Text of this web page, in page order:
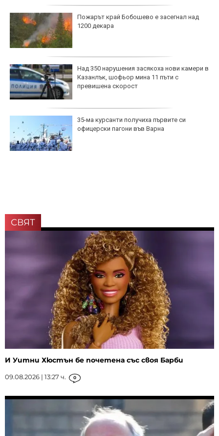
Пожарът край Бобошево е засегнал над
1200 декара
Над 350 нарушения засякоха нови камери в
Казанлък, шофьор мина 11 пъти с
превишена скорост
35-ма курсанти получиха първите си
офицерски пагони във Варна
СВЯТ
И Уитни Хюстън бе почетена със своя Барби
09.08.2026 | 13:27 ч. 0